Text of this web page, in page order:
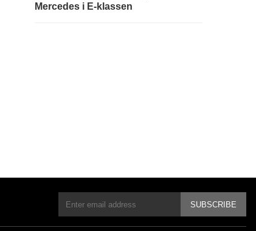
Mercedes i E-klassen
SUBSCRIBE